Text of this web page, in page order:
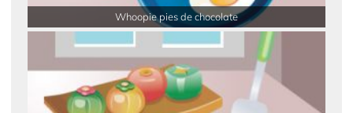
Whoopie pies de chocolate